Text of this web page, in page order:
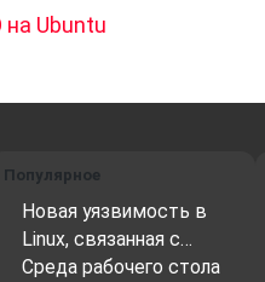
Ubuntu
Популярное
Новая уязвимость в
Linux, связанная с…
Среда рабочего стола